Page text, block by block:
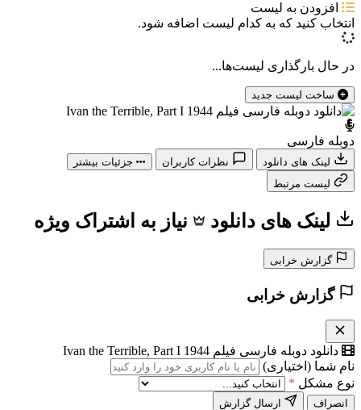
افزودن به لیست
انتخاب کنید که به کدام لیست اضافه شود.
در حال بارگذاری لیست‌ها...
دوبله فارسی
جزئیات بیشتر
لینک های دانلود نیاز به اشتراک ویژه
گزارش خرابی
گزارش خرابی
دانلود دوبله فارسی فیلم Ivan the Terrible, Part I 1944
نام شما (اختیاری)
نوع مشکل *
انصراف